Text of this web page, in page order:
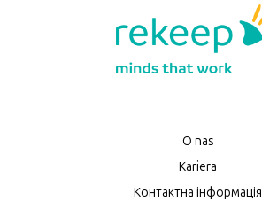
O nas
Kariera
Контактна інформація